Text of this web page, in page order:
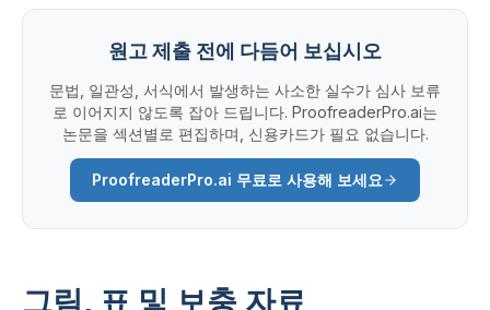
원고 제출 전에 다듬어 보십시오
문법, 일관성, 서식에서 발생하는 사소한 실수가 심사 보류
로 이어지지 않도록 잡아 드립니다. ProofreaderPro.ai는
논문을 섹션별로 편집하며, 신용카드가 필요 없습니다.
ProofreaderPro.ai 무료로 사용해 보세요
그림, 표 및 보충 자료